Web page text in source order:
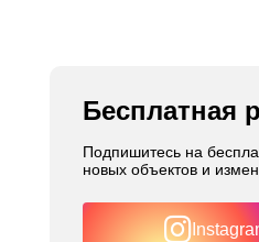
Бесплатная
Подпишитесь на
новых объектов и